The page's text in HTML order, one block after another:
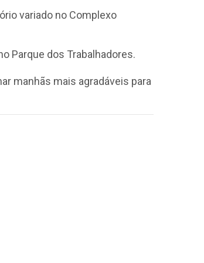
variado no Complexo
Parque dos Trabalhadores.
manhãs mais agradáveis para